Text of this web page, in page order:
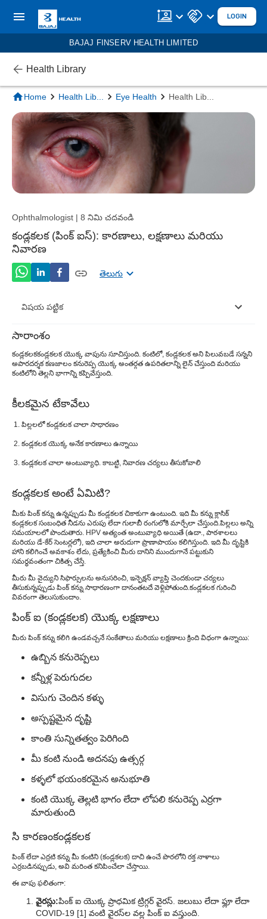
LOGIN
BAJAJ FINSERV HEALTH LIMITED
Health Library
Home Health Lib Eye Health Health Lib
Ophthalmologist | 8 నిమి చదవండి
కండ్లకలక (పింక్ ఐస్): కారణాలు, లక్షణాలు మరియు
నివారణ
తెలుగు
విషయ పట్టిక
పింక్ ఐ (కండ్లకలక) యొక్క లక్షణాలు
పింక్ ఐ ఎంతవరకు వ్యాపిస్తుంది లేదా అంటువ్యాధి?
కండ్లకలక వ్యాధి నిర్ధారణ
పింక్ ఐ వ్యాప్తి చెందకుండా ఎలా ఆపాలి?
కండ్లకలక (గులాబీ కన్ను) మందులు లేకుండా స్వయంగా
వెళ్లిపోగలదా?
పింక్ ఐ (కండ్లకలక) తిరిగి రాగలదా?
సారాంశం
కండ్లకలకకండ్లకలక యొక్క వాపును సూచిస్తుంది. కంటిలో, కండ్లకలక అని పిలువబడే సన్నని
అపారదర్శక కణజాలం కనురెప్ప యొక్క అంతర్గత ఉపరితలాన్ని లైన్ చేస్తుంది మరియు
కంటిలోని తెల్లని భాగాన్ని కప్పివేస్తుంది.
కీలకమైన టేకావేలు
పిల్లలలో కండ్లకలక చాలా సాధారణం
కండ్లకలక యొక్క అనేక కారణాలు ఉన్నాయి
కండ్లకలక చాలా అంటువ్యాధి. కాబట్టి, నివారణ చర్యలు తీసుకోవాలి
కండ్లకలక అంటే ఏమిటి?
మీకు పింక్ కన్ను ఉన్నప్పుడు మీ కండ్లకలక చికాకుగా ఉంటుంది. ఇది మీ కన్ను క్లాసిక్
కండ్లకలక సంబంధిత నీడను ఎరుపు లేదా గులాబీ రంగులోకి మార్చేలా చేస్తుంది.పిల్లలు అన్ని
సమయాలలో పొందుతారు. HPV అత్యంత అంటువ్యాధి అయితే (ఉదా., పాఠశాలలు
మరియు డే-కేర్ సెంటర్లలో), ఇది చాలా అరుదుగా ప్రాణాపాయం కలిగిస్తుంది. ఇది మీ దృష్టికి
హాని కలిగించే అవకాశం లేదు, ప్రత్యేకించి మీరు దానిని ముందుగానే పట్టుకుని
సమర్థవంతంగా చికిత్స చేస్తే.
మీరు మీ వైద్యుని సిఫార్సులను అనుసరించి, ఇన్ఫెక్షన్ వ్యాప్తి చెందకుండా చర్యలు
తీసుకున్నప్పుడు పింక్ కన్ను సాధారణంగా దానంతటదే వెళ్లిపోతుంది.కండ్లకలక గురించి
వివరంగా తెలుసుకుందాం.
పింక్ ఐ (కండ్లకలక) యొక్క లక్షణాలు
మీరు పింక్ కన్ను కలిగి ఉండవచ్చనే సంకేతాలు మరియు లక్షణాలు క్రింది విధంగా ఉన్నాయి:
ఉబ్బిన కనురెప్పలు
కన్నీళ్ల పెరుగుదల
విసుగు చెందిన కళ్ళు
అస్పష్టమైన దృష్టి
కాంతి సున్నితత్వం పెరిగింది
మీ కంటి నుండి అదనపు ఉత్సర్గ
కళ్ళలో భయంకరమైన అనుభూతి
కంటి యొక్క తెల్లటి భాగం లేదా లోపలి కనురెప్ప ఎర్రగా
మారుతుంది
సి కారణంకండ్లకలక
పింక్ లేదా ఎర్రటి కన్ను మీ కంటిని (కండ్లకలక) దాచి ఉంచే పొరలోని రక్త నాళాలు
ఎర్రబడినప్పుడు, అవి మరింత కనిపించేలా చేస్తాయి.
ఈ వాపు ఫలితంగా:
వైరస్లు:పింక్ ఐ యొక్క ప్రాధమిక ట్రిగ్గర్ వైరస్. జలుబు లేదా ఫ్లూ లేదా
COVID-19 [1] వంటి వైరస్‌ల వల్ల పింక్ ఐ వస్తుంది.